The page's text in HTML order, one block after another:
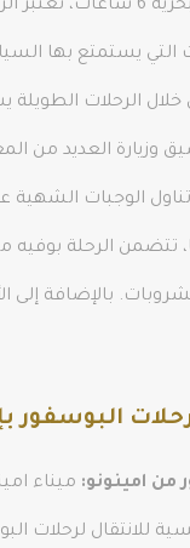
مدة الرحلة البحرية 6
التي يستمتع بها
خلال الرحلات
وزيارة العديد من
الوجبات الشهية
تتضمن الرحلة بوفيه
بالإضافة إلى
البوسفور
من امينونو: ميناء
للانتقال لرحلات